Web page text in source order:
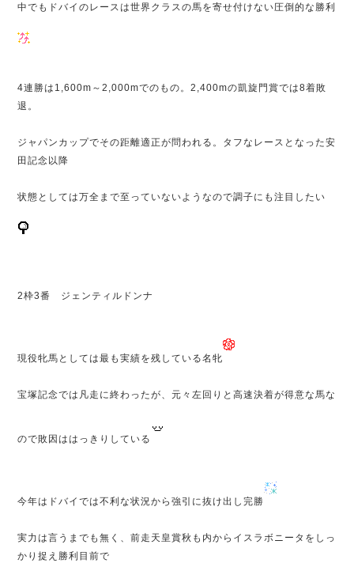
中でもドバイのレースは世界クラスの馬を寄せ付けない圧倒的な勝利
4連勝は1,600m～2,000mでのもの。2,400mの凱旋門賞では8着敗
退。
ジャパンカップでその距離適正が問われる。タフなレースとなった安
田記念以降
状態としては万全まで至っていないようなので調子にも注目したい
2枠3番 ジェンティルドンナ
現役牝馬としては最も実績を残している名牝
宝塚記念では凡走に終わったが、元々左回りと高速決着が得意な馬な
ので敗因ははっきりしている
今年はドバイでは不利な状況から強引に抜け出し完勝
実力は言うまでも無く、前走天皇賞秋も内からイスラボニータをしっ
かり捉え勝利目前で